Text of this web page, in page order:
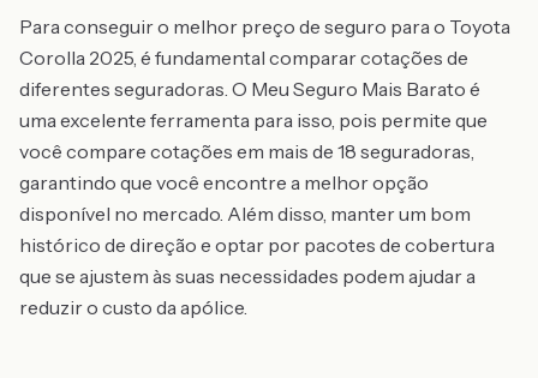
Para conseguir o melhor preço de seguro para o Toyota
Corolla 2025, é fundamental comparar cotações de
diferentes seguradoras. O Meu Seguro Mais Barato é
uma excelente ferramenta para isso, pois permite que
você compare cotações em mais de 18 seguradoras,
garantindo que você encontre a melhor opção
disponível no mercado. Além disso, manter um bom
histórico de direção e optar por pacotes de cobertura
que se ajustem às suas necessidades podem ajudar a
reduzir o custo da apólice.